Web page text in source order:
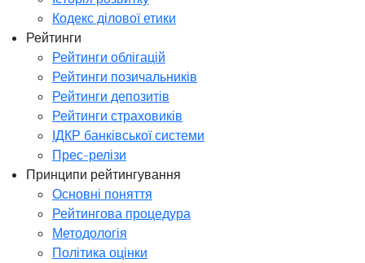
Кодекс ділової етики
Рейтинги
Рейтинги облігацій
Рейтинги позичальників
Рейтинги депозитів
Рейтинги страховиків
ІДКР банківської системи
Прес-релізи
Принципи рейтингування
Основні поняття
Рейтингова процедура
Методологія
Політика оцінки